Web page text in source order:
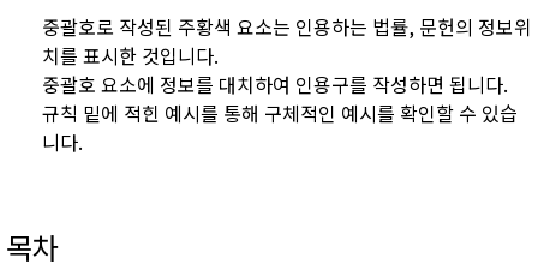
중괄호로 작성된 주황색 요소는 인용하는 법률, 문헌의 정보위
치를 표시한 것입니다.
중괄호 요소에 정보를 대치하여 인용구를 작성하면 됩니다.
규칙 밑에 적힌 예시를 통해 구체적인 예시를 확인할 수 있습
니다.
목차